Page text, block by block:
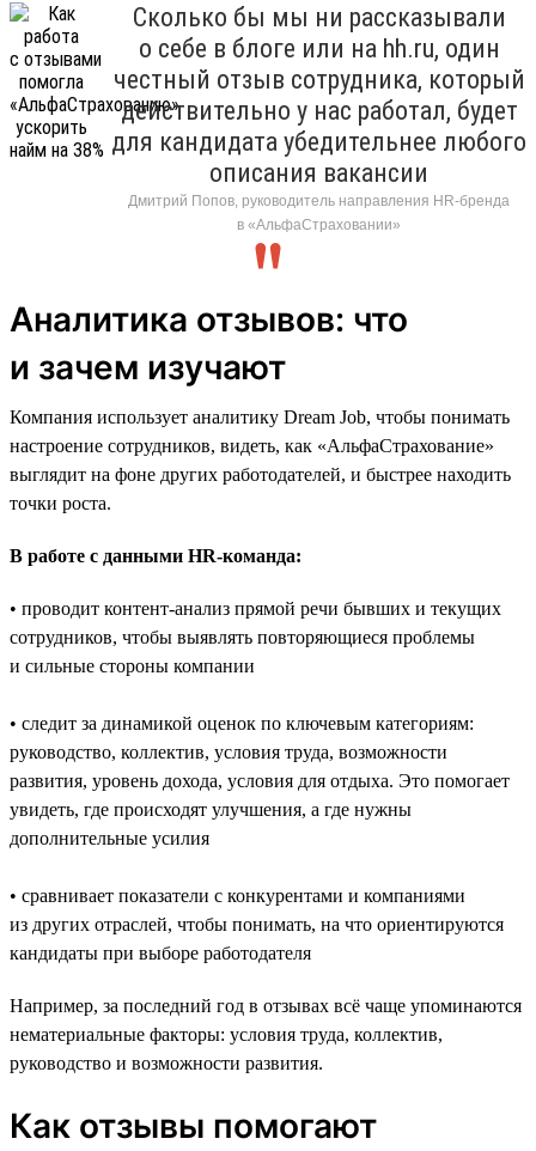
Сколько бы мы ни рассказывали
о себе в блоге или на hh.ru, один
честный отзыв сотрудника, который
действительно у нас работал, будет
для кандидата убедительнее любого
описания вакансии
Дмитрий Попов, руководитель направления HR-бренда
в «АльфаСтраховании»
Аналитика отзывов: что
и зачем изучают
Компания использует аналитику Dream Job, чтобы понимать
настроение сотрудников, видеть, как «АльфаСтрахование»
выглядит на фоне других работодателей, и быстрее находить
точки роста.
В работе с данными HR-команда:
• проводит контент-анализ прямой речи бывших и текущих
сотрудников, чтобы выявлять повторяющиеся проблемы
и сильные стороны компании
• следит за динамикой оценок по ключевым категориям:
руководство, коллектив, условия труда, возможности
развития, уровень дохода, условия для отдыха. Это помогает
увидеть, где происходят улучшения, а где нужны
дополнительные усилия
• сравнивает показатели с конкурентами и компаниями
из других отраслей, чтобы понимать, на что ориентируются
кандидаты при выборе работодателя
Например, за последний год в отзывах всё чаще упоминаются
нематериальные факторы: условия труда, коллектив,
руководство и возможности развития.
Как отзывы помогают